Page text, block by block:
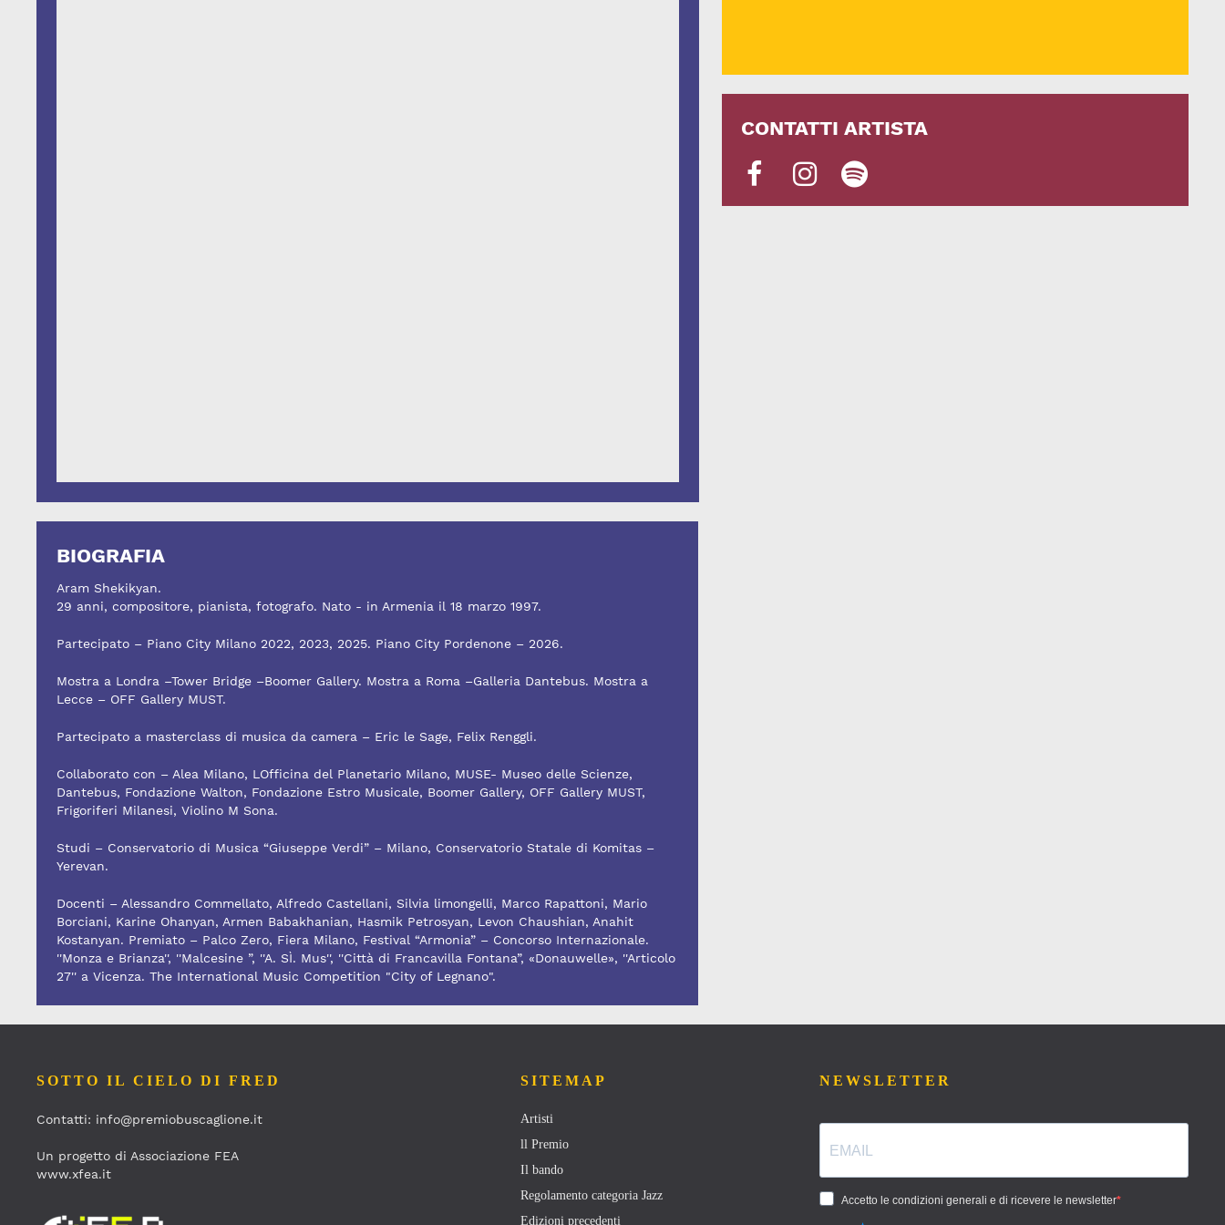
BIOGRAFIA
Aram Shekikyan.
29 anni, compositore, pianista, fotografo. Nato - in Armenia il 18 marzo 1997.
Partecipato – Piano City Milano 2022, 2023, 2025. Piano City Pordenone – 2026.
Mostra a Londra –Tower Bridge –Boomer Gallery. Mostra a Roma –Galleria Dantebus. Mostra a
Lecce – OFF Gallery MUST.
Partecipato a masterclass di musica da camera – Eric le Sage, Felix Renggli.
Collaborato con – Alea Milano, LOfficina del Planetario Milano, MUSE- Museo delle Scienze,
Dantebus, Fondazione Walton, Fondazione Estro Musicale, Boomer Gallery, OFF Gallery MUST,
Frigoriferi Milanesi, Violino M Sona.
Studi – Conservatorio di Musica “Giuseppe Verdi” – Milano, Conservatorio Statale di Komitas –
Yerevan.
Docenti – Alessandro Commellato, Alfredo Castellani, Silvia limongelli, Marco Rapattoni, Mario
Borciani, Karine Ohanyan, Armen Babakhanian, Hasmik Petrosyan, Levon Chaushian, Anahit
Kostanyan. Premiato – Palco Zero, Fiera Milano, Festival “Armonia” – Concorso Internazionale.
''Monza e Brianza'', ''Malcesine ”, ''A. SÌ. Mus'', ''Città di Francavilla Fontana”, «Donauwelle», ''Articolo
27'' a Vicenza. The International Music Competition "City of Legnano".
CONTATTI ARTISTA
SOTTO IL CIELO DI FRED
Contatti: info@premiobuscaglione.it
Un progetto di Associazione FEA
www.xfea.it
SITEMAP
Artisti
ll Premio
Il bando
Regolamento categoria Jazz
Edizioni precedenti
NEWSLETTER
Accetto le condizioni generali e di ricevere le newsletter